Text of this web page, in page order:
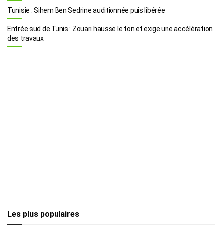
Tunisie : Sihem Ben Sedrine auditionnée puis libérée
Entrée sud de Tunis : Zouari hausse le ton et exige une accélération
des travaux
Les plus populaires